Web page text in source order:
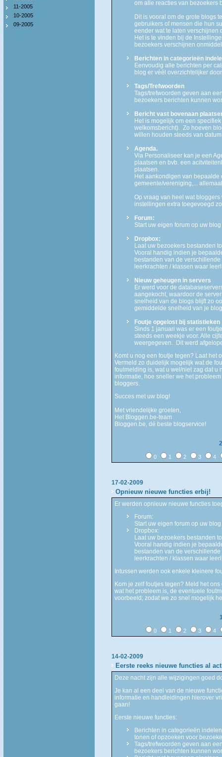
11-2005
10-2005
09-2005
om alle reacties van bezoekers
Dit is vooral om de grote blogs
gebruikers of mensen die hun
eender wat te laten verschijnen
Het is te vinden bij de
bezoekers verschijnen
Berichten in categorieën
Eenvoudig alle berichten per
blog er véél overzichtelijker
Tags/Trefwoorden
Tags/trefwoorden geven aan
bezoekers berichten kunnen
Bericht vast bovenaan
Het is mogelijk om een
welkomsbericht). Zo hoeven
willen houden steeds van
Agenda.
Via Personaliseer kan je een
plaatsen en bvb. een
plaatsen.
Het aankondigen van
gemeente/vereniging,...
Op vraag van heel wat
instellingen extra toegevoegd
Forum:
Start uw eigen forum op uw
Dropbox:
Laat uw bezoekers bestanden
Vooral handig indien je
bestanden van de
leerkrachten / klassen waar
Nieuw geheugen in servers
Er werd voor de
aangekocht, waardoor de
snelheid van de blogs blijft zo
gemiddelde snelheid van je
Foutje opgelost bij statistieken
Sinds 1 januari was er een
steeds een weekje voor. Alle
weergegeven. Dit werd
Komt u nog een foutje tegen? Laat het
Vermeld zo duidelijk mogelijk wat de
foutmelding is, wat u wel/niet zag dat u
informatie, hoe sneller we het
bloggers.
Succes met uw blog!
Met vriendelijke groeten,
Het Bloggen.be-team
Bloggen.be, dé beste blogservice!
0 1 2 3 4
17-02-2009
Opnieuw nieuwe functies erbij!
Er werden opnieuw nieuwe functies
Forum:
Start uw eigen forum op uw
Dropbox:
Laat uw bezoekers bestanden
Vooral handig indien je
bestanden van de
leerkrachten / klassen waar
Intussen werden ook enkele kleinere
Kom je zelf foutjes tegen? Meld het
wat het probleem is, de eventuele
voorbeeld; zodat we zo snel mogelijk
0 1 2 3 4
14-02-2009
Eerste reeks nieuwe functies al
Deze nacht zijn alle wijzigingen goed
Je kan al een deel van de nieuwe
informatie en handleidingen hierover
gaan!
Eerste nieuwe functies:
Berichten in categorieën
tonen of opzoeken voor
Tags/trefwoorden geven aan
bezoekers berichten kunnen